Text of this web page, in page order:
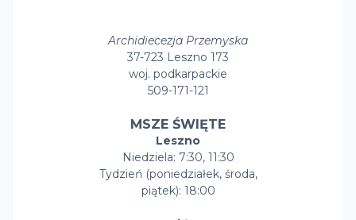
Archidiecezja Przemyska
37-723 Leszno 173
woj. podkarpackie
509-171-121
MSZE ŚWIĘTE
Leszno
Niedziela: 7:30, 11:30
Tydzień (poniedziałek, środa,
piątek): 18:00